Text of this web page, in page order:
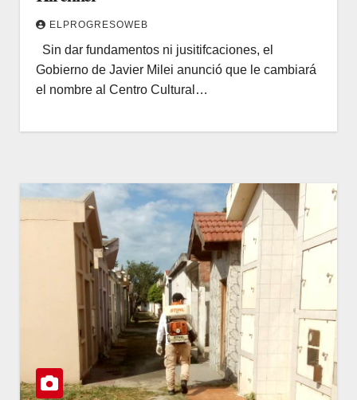
ELPROGRESOWEB
Sin dar fundamentos ni jusitifcaciones, el
Gobierno de Javier Milei anunció que le cambiará
el nombre al Centro Cultural…